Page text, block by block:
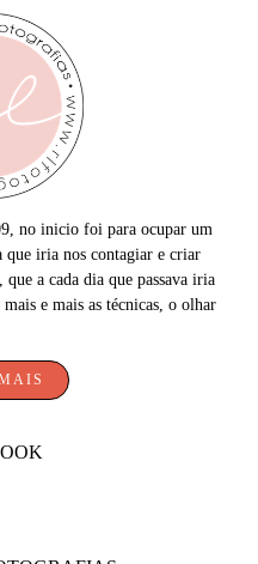
no inicio foi para ocupar um
que iria nos contagiar e criar
a cada dia que passava iria
e mais as técnicas, o olhar